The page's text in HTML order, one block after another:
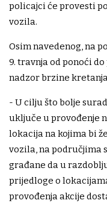
policajci će provesti
vozila.
Osim navedenog, na
9. travnja od ponoći
nadzor brzine
- U cilju što bolje
uključe u provođenje
lokacija na kojima bi
vozila, na područjima
građane da u
prijedloge o
provođenja akcije